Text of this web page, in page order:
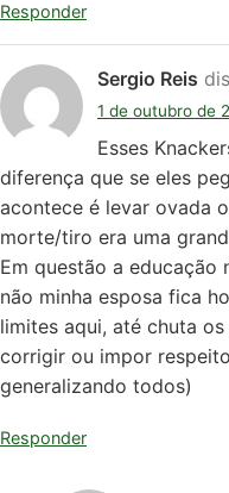
Responder
Sergio Reis
1 de outubro de
Esses
diferença que se eles
acontece é levar ovada
morte/tiro era uma
Em questão a educação
não minha esposa fica
limites aqui, até chuta
corrigir ou impor
generalizando todos)
Responder